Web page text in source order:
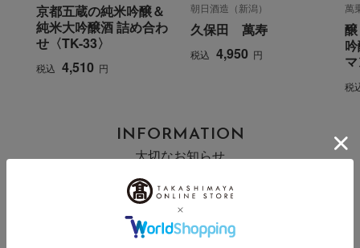
京都五蔵の純米吟醸＆
純米大吟醸酒 詰め合わ
せ〈TK-33〉
税込 4,510 円
朝日酒造（新潟）
久保田 萬寿
税込 4,950 円
萬
税
INFORMATION
大切なお知らせ
お届け遅延のお知らせ